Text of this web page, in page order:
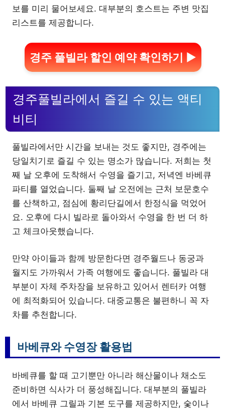
보를 미리 물어보세요. 대부분의 호스트는 주변 맛집
리스트를 제공합니다.
경주 풀빌라 할인 예약 확인하기 ▶
경주풀빌라에서 즐길 수 있는 액티
비티
풀빌라에서만 시간을 보내는 것도 좋지만, 경주에는
당일치기로 즐길 수 있는 명소가 많습니다. 저희는 첫
째 날 오후에 도착해서 수영을 즐기고, 저녁엔 바베큐
파티를 열었습니다. 둘째 날 오전에는 근처 보문호수
를 산책하고, 점심에 황리단길에서 한정식을 먹었어
요. 오후에 다시 빌라로 돌아와서 수영을 한 번 더 하
고 체크아웃했습니다.
만약 아이들과 함께 방문한다면 경주월드나 동궁과
월지도 가까워서 가족 여행에도 좋습니다. 풀빌라 대
부분이 자체 주차장을 보유하고 있어서 렌터카 여행
에 최적화되어 있습니다. 대중교통은 불편하니 꼭 자
차를 추천합니다.
바베큐와 수영장 활용법
바베큐를 할 때 고기뿐만 아니라 해산물이나 채소도
준비하면 식사가 더 풍성해집니다. 대부분의 풀빌라
에서 바베큐 그릴과 기본 도구를 제공하지만, 숯이나